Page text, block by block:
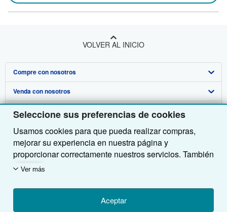
Seleccione sus preferencias de cookies
Usamos cookies para que pueda realizar compras,
mejorar su experiencia en nuestra página y
proporcionar correctamente nuestros servicios. También
utilizamos cookies para comprender el modo en que los
midiendo las visitas al sitio) y así poder realizar
mejoras. Si está de acuerdo, también utilizaremos
Ver más
Aceptar
VOLVER AL INICIO
Compre con nosotros
Búsqueda avanzada
Colecciones
Mi cuenta
Mis pedidos
Ver carrito
Venda con nosotros
Comenzar a vender
Únase a nuestro programa de afiliados
Recomiende un vendedor
Sobre nosotros
Sobre IberLibro
Medios
Empleo
Política de Privacidad
Obtener Ayuda
Preguntas frecuentes y guías
Atención al Cliente
Otras compañías de AbeBooks
AbeBooks.com
AbeBooks.co.uk
Siga a IberLibro